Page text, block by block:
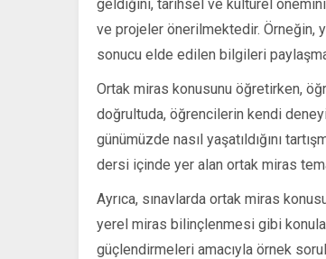
geldiğini, tarihsel ve kültürel
ve projeler önerilmektedir. Örneğin,
sonucu elde edilen bilgileri
Ortak miras konusunu öğretirken,
doğrultuda, öğrencilerin kendi
günümüzde nasıl yaşatıldığını
dersi içinde yer alan ortak miras
Ayrıca, sınavlarda ortak miras
yerel miras bilinçlenmesi gibi
güçlendirmeleri amacıyla örnek